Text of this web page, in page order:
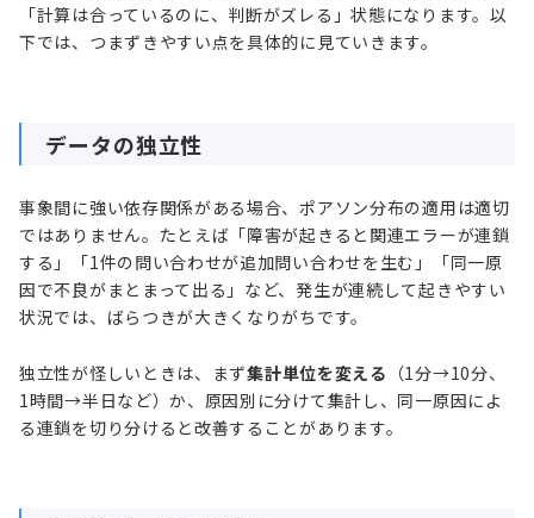
「計算は合っているのに、判断がズレる」状態になります。以
下では、つまずきやすい点を具体的に見ていきます。
データの独立性
事象間に強い依存関係がある場合、ポアソン分布の適用は適切
ではありません。たとえば「障害が起きると関連エラーが連鎖
する」「1件の問い合わせが追加問い合わせを生む」「同一原
因で不良がまとまって出る」など、発生が連続して起きやすい
状況では、ばらつきが大きくなりがちです。
独立性が怪しいときは、まず集計単位を変える （1分→10分、
1時間→半日など）か、原因別に分けて集計し、同一原因によ
る連鎖を切り分けると改善することがあります。